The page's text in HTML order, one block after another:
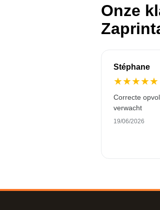
Onze
Stéphane
★★★★★
Correcte
verwacht
19/06/2026